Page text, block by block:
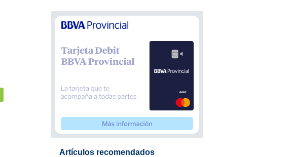
Artículos recomendados